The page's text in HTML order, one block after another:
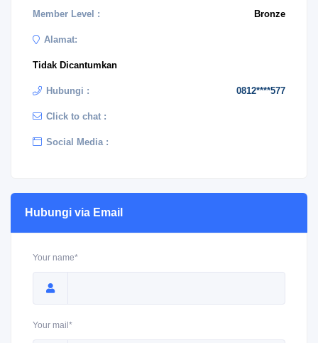
Member Level : Bronze
Alamat:
Tidak Dicantumkan
Hubungi : 0812****577
Click to chat :
Social Media :
Hubungi via Email
Your name*
Your mail*